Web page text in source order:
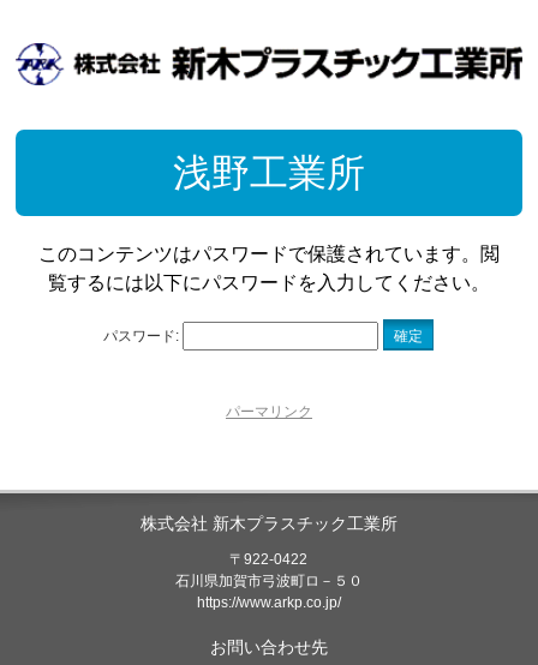
浅野工業所
このコンテンツはパスワードで保護されています。閲
覧するには以下にパスワードを入力してください。
パスワード:
パーマリンク
株式会社 新木プラスチック工業所
〒922-0422
石川県加賀市弓波町ロ－５０
https://www.arkp.co.jp/
お問い合わせ先